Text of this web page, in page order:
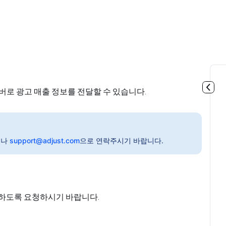
로 광고 매출 정보를 전달할 수 있습니다.
support@adjust.com으로 연락주시기 바랍니다.
도록 요청하시기 바랍니다.